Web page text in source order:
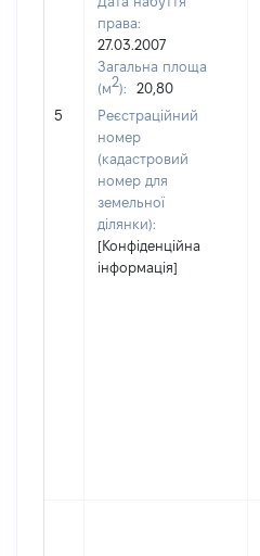
5
права:
27.03.2007
Загальна площа
(м2):
20,80
Реєстраційний
номер
(кадастровий
номер для
земельної
ділянки):
[Конфіденційна
інформація]